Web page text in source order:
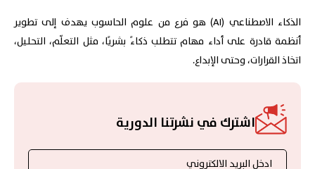
الذكاء الاصطناعي (AI) هو فرع من علوم الحاسوب يهدف إلى تطوير
أنظمة قادرة على أداء مهام تتطلب ذكاءً بشريًا، مثل التعلّم، التحليل،
اتخاذ القرارات، وحتى الإبداع.
اشترك في نشرتنا الدورية